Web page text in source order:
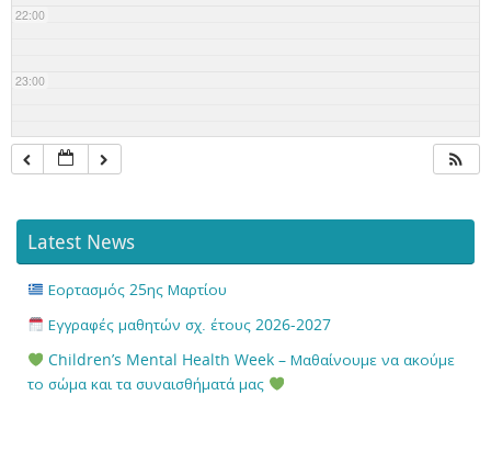
22:00
23:00
Latest News
Εορτασμός 25ης Μαρτίου
Εγγραφές μαθητών σχ. έτους 2026-2027
Children’s Mental Health Week – Μαθαίνουμε να ακούμε
το σώμα και τα συναισθήματά μας